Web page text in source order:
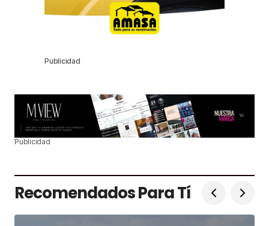
Publicidad
Publicidad
Recomendados Para Tí